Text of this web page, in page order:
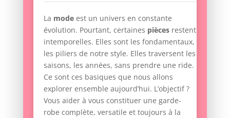
La modeest un univers en constante
évolution. Pourtant, certaines piècesrestent
intemporelles. Elles sont les fondamentaux,
les piliers de notre style. Elles traversent les
saisons, les années, sans prendre une ride.
Ce sont ces basiques que nous allons
explorer ensemble aujourd’hui. L’objectif ?
Vous aider à vous constituer une garde-
robe complète, versatile et toujours à la